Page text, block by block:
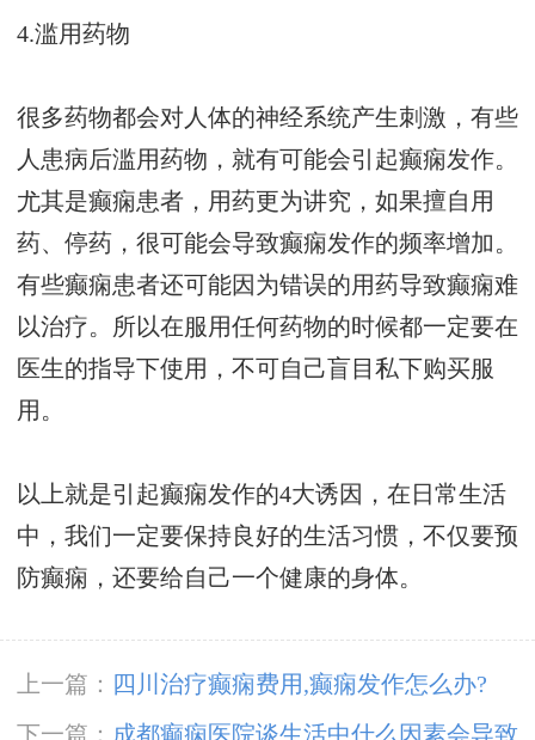
4.滥用药物
很多药物都会对人体的神经系统产生刺激，有些
人患病后滥用药物，就有可能会引起癫痫发作。
尤其是癫痫患者，用药更为讲究，如果擅自用
药、停药，很可能会导致癫痫发作的频率增加。
有些癫痫患者还可能因为错误的用药导致癫痫难
以治疗。所以在服用任何药物的时候都一定要在
医生的指导下使用，不可自己盲目私下购买服
用。
以上就是引起癫痫发作的4大诱因，在日常生活
中，我们一定要保持良好的生活习惯，不仅要预
防癫痫，还要给自己一个健康的身体。
上一篇：
四川治疗癫痫费用,癫痫发作怎么办?
下一篇： 成都癫痫医院谈生活中什么因素会导致